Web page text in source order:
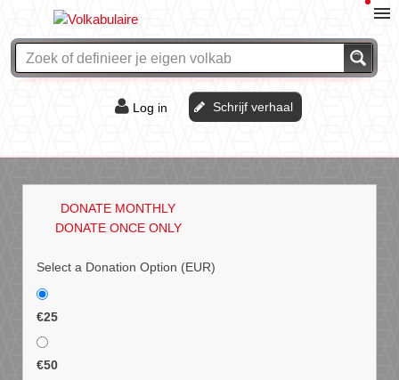
Log in Schrijf verhaal
DONATE MONTHLY
DONATE ONCE ONLY
Select a Donation Option (EUR)
€25
€50